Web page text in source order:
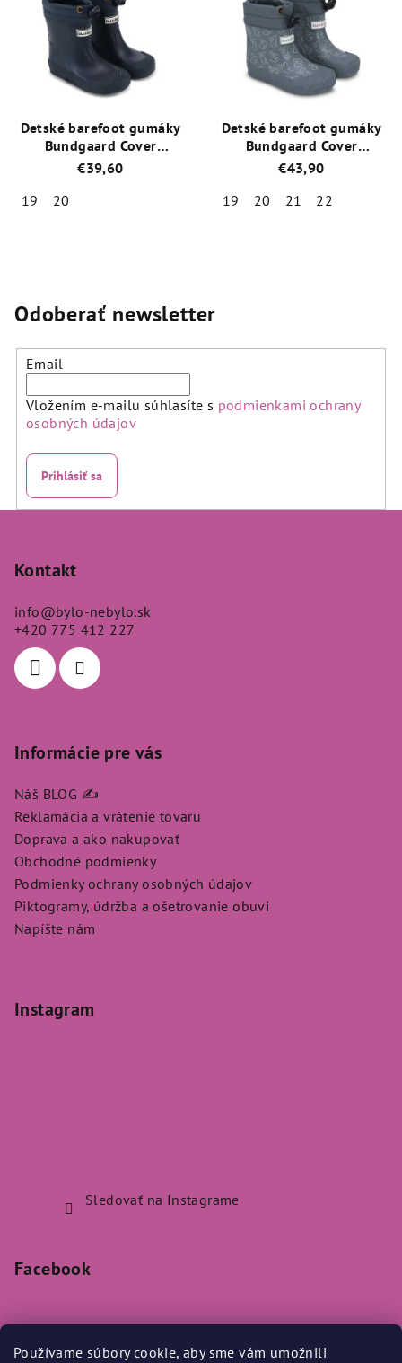
Používame súbory cookie, aby sme vám umožnili
Detské barefoot gumáky
Bundgaard Cover
BG401040-501 Navy
€39,60
19
20
4,3
z
Detské barefoot gumáky
Bundgaard Cover
BG401040-668 Rabbit
€43,90
19
20 21
22
Odoberať newsletter
Email
Vložením e-mailu súhlasíte s podmienkami ochrany
osobných údajov
Prihlásiť sa
Kontakt
info@bylo-nebylo.sk
+420 775 412 227
Informácie pre vás
Náš BLOG ✍️
Reklamácia a vrátenie tovaru
Doprava a ako nakupovať
Obchodné podmienky
Podmienky ochrany osobných údajov
Piktogramy, údržba a ošetrovanie obuvi
Napíšte nám
Instagram
Sledovať na Instagrame
Facebook